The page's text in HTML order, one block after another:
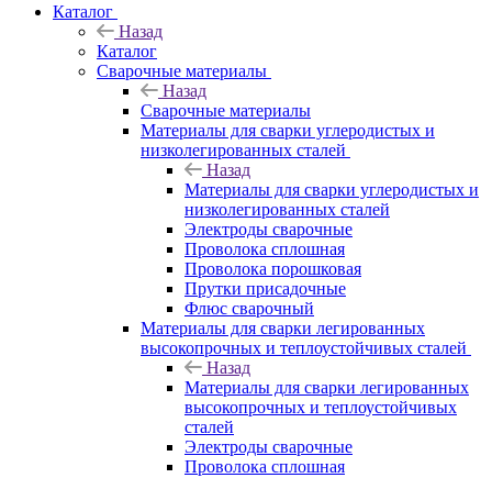
Каталог
Назад
Каталог
Сварочные материалы
Назад
Сварочные материалы
Материалы для сварки углеродистых и
низколегированных сталей
Назад
Материалы для сварки углеродистых и
низколегированных сталей
Электроды сварочные
Проволока сплошная
Проволока порошковая
Прутки присадочные
Флюс сварочный
Материалы для сварки легированных
высокопрочных и теплоустойчивых сталей
Назад
Материалы для сварки легированных
высокопрочных и теплоустойчивых
сталей
Электроды сварочные
Проволока сплошная